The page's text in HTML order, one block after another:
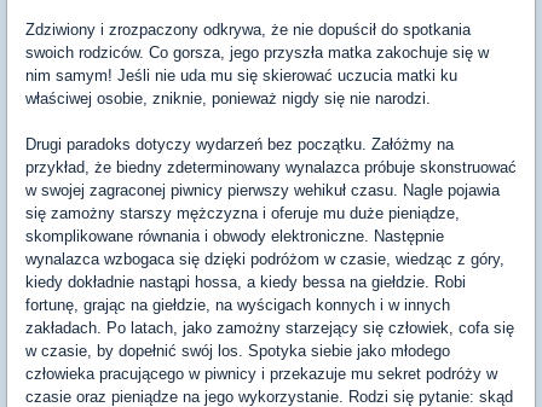
Zdziwiony i zrozpaczony odkrywa, że nie dopuścił do spotkania
swoich rodziców. Co gorsza, jego przyszła matka zakochuje się w
nim samym! Jeśli nie uda mu się skierować uczucia matki ku
właściwej osobie, zniknie, ponieważ nigdy się nie narodzi.
Drugi paradoks dotyczy wydarzeń bez początku. Załóżmy na
przykład, że biedny zdeterminowany wynalazca próbuje skonstruować
w swojej zagraconej piwnicy pierwszy wehikuł czasu. Nagle pojawia
się zamożny starszy mężczyzna i oferuje mu duże pieniądze,
skomplikowane równania i obwody elektroniczne. Następnie
wynalazca wzbogaca się dzięki podróżom w czasie, wiedząc z góry,
kiedy dokładnie nastąpi hossa, a kiedy bessa na giełdzie. Robi
fortunę, grając na giełdzie, na wyścigach konnych i w innych
zakładach. Po latach, jako zamożny starzejący się człowiek, cofa się
w czasie, by dopełnić swój los. Spotyka siebie jako młodego
człowieka pracującego w piwnicy i przekazuje mu sekret podróży w
czasie oraz pieniądze na jego wykorzystanie. Rodzi się pytanie: skąd